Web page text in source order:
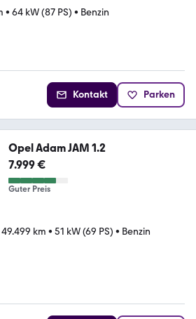
• 64 kW (87 PS) • Benzin
Kontakt Parken
Opel Adam JAM 1.2
7.999 €
Guter Preis
49.499 km • 51 kW (69 PS) • Benzin